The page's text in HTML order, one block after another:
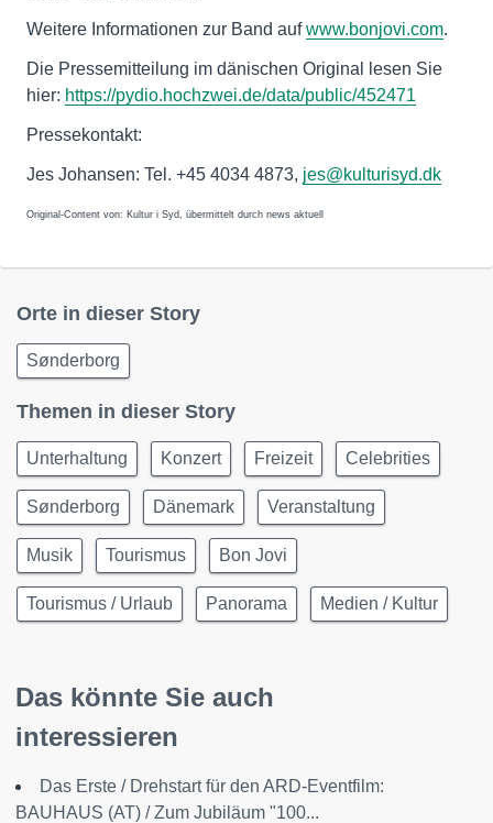
Weitere Informationen zur Band aufwww.bonjovi.com.
Die Pressemitteilung im dänischen Original lesen Sie
hier: https://pydio.hochzwei.de/data/public/452471
Pressekontakt:
Jes Johansen: Tel. +45 4034 4873, jes@kulturisyd.dk
Original-Content von: Kultur i Syd, übermittelt durch news aktuell
Orte in dieser Story
Sønderborg
Themen in dieser Story
Unterhaltung Konzert Freizeit Celebrities
Sønderborg Dänemark Veranstaltung
Musik Tourismus Bon Jovi
Tourismus / Urlaub Panorama Medien / Kultur
Das könnte Sie auch
interessieren
Das Erste / Drehstart für den ARD-Eventfilm:
BAUHAUS (AT) / Zum Jubiläum "100...